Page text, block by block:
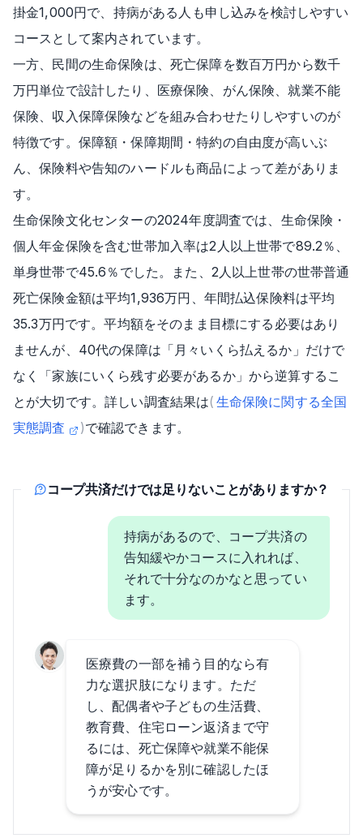
掛金1,000円で、持病がある人も申し込みを検討しやすい
コースとして案内されています。
一方、民間の生命保険は、死亡保障を数百万円から数千
万円単位で設計したり、医療保険、がん保険、就業不能
保険、収入保障保険などを組み合わせたりしやすいのが
特徴です。保障額・保障期間・特約の自由度が高いぶ
ん、保険料や告知のハードルも商品によって差がありま
す。
生命保険文化センターの2024年度調査では、生命保険・
個人年金保険を含む世帯加入率は2人以上世帯で89.2％、
単身世帯で45.6％でした。また、2人以上世帯の世帯普通
死亡保険金額は平均1,936万円、年間払込保険料は平均
35.3万円です。平均額をそのまま目標にする必要はあり
ませんが、40代の保障は「月々いくら払えるか」だけで
なく「家族にいくら残す必要があるか」から逆算するこ
とが大切です。詳しい調査結果は( 生命保険に関する全国
実態調査
)で確認できます。
コープ共済だけでは足りないことがありますか？
持病があるので、コープ共済の
告知緩やかコースに入れれば、
それで十分なのかなと思ってい
ます。
医療費の一部を補う目的なら有
力な選択肢になります。ただ
し、配偶者や子どもの生活費、
教育費、住宅ローン返済まで守
るには、死亡保障や就業不能保
障が足りるかを別に確認したほ
うが安心です。